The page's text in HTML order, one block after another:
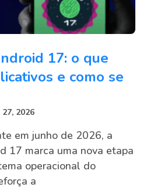
17: o que
e como se
2026
em junho de 2026, a
17 marca uma nova etapa
operacional do
a